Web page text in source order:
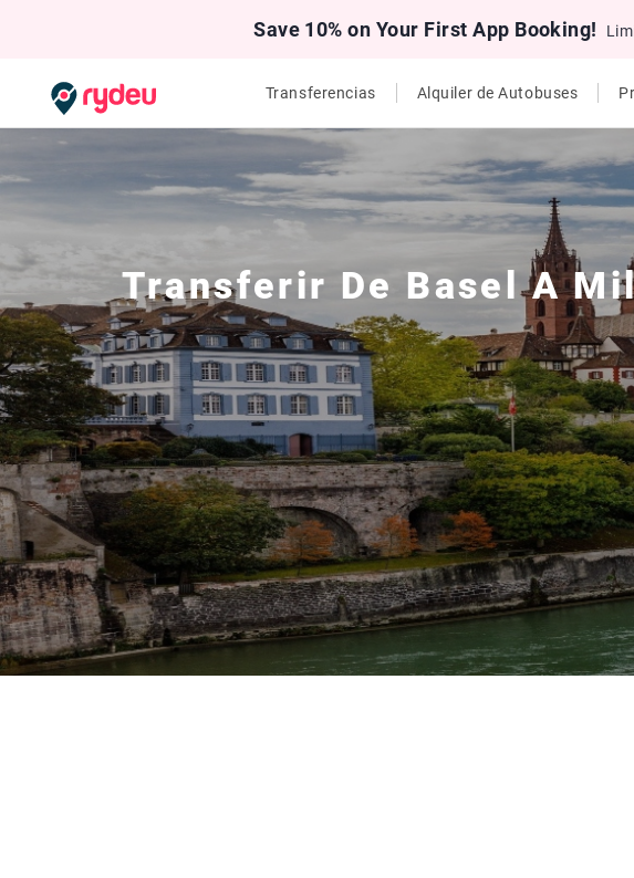
Save 10% on Your First App Booking!
Transferencias Alquiler de Autobuses
Transferir De Basel A